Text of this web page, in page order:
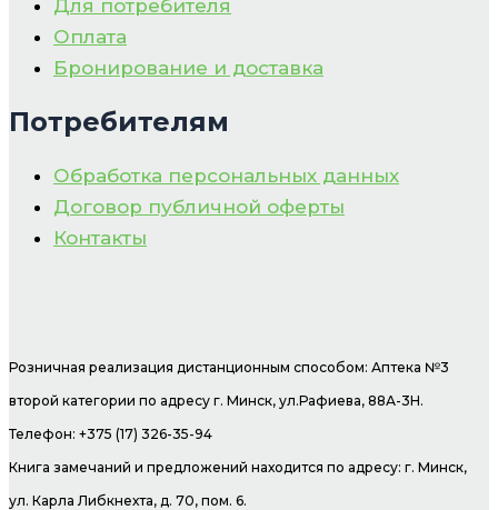
Для потребителя
Оплата
Бронирование и доставка
Потребителям
Обработка персональных данных
Договор публичной оферты
Контакты
Розничная реализация дистанционным способом: Аптека №3
второй категории по адресу г. Минск, ул.Рафиева, 88А-3Н.
Телефон: +375 (17) 326-35-94
Книга замечаний и предложений находится по адресу: г. Минск,
ул. Карла Либкнехта, д. 70, пом. 6.